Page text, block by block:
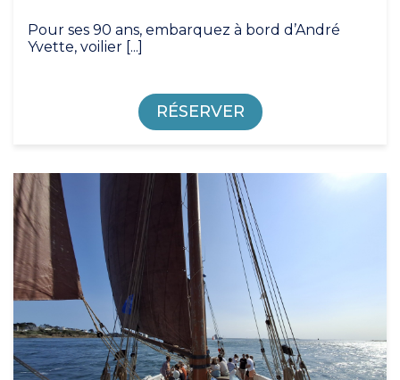
Pour ses 90 ans, embarquez à bord d’André
Yvette, voilier [...]
RÉSERVER